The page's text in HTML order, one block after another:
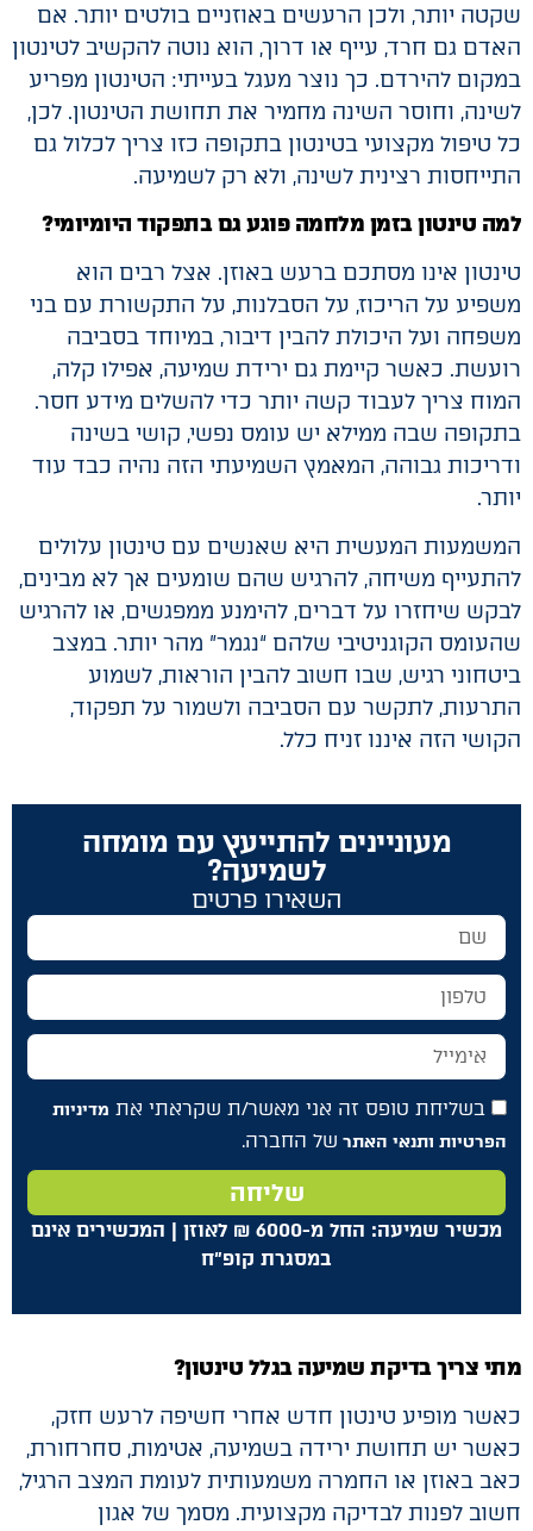
שקטה יותר, ולכן הרעשים באוזניים בולטים יותר. אם
האדם גם חרד, עייף או דרוך, הוא נוטה להקשיב לטינטון
במקום להירדם. כך נוצר מעגל בעייתי: הטינטון מפריע
לשינה, וחוסר השינה מחמיר את תחושת הטינטון. לכן,
כל טיפול מקצועי בטינטון בתקופה כזו צריך לכלול גם
התייחסות רצינית לשינה, ולא רק לשמיעה.
למה טינטון בזמן מלחמה פוגע גם בתפקוד היומיומי?
טינטון אינו מסתכם ברעש באוזן. אצל רבים הוא
משפיע על הריכוז, על הסבלנות, על התקשורת עם בני
משפחה ועל היכולת להבין דיבור, במיוחד בסביבה
רועשת. כאשר קיימת גם ירידת שמיעה, אפילו קלה,
המוח צריך לעבוד קשה יותר כדי להשלים מידע חסר.
בתקופה שבה ממילא יש עומס נפשי, קושי בשינה
ודריכות גבוהה, המאמץ השמיעתי הזה נהיה כבד עוד
יותר.
המשמעות המעשית היא שאנשים עם טינטון עלולים
להתעייף משיחה, להרגיש שהם שומעים אך לא מבינים,
לבקש שיחזרו על דברים, להימנע ממפגשים, או להרגיש
שהעומס הקוגניטיבי שלהם “נגמר” מהר יותר. במצב
ביטחוני רגיש, שבו חשוב להבין הוראות, לשמוע
התרעות, לתקשר עם הסביבה ולשמור על תפקוד,
הקושי הזה איננו זניח כלל.
מעוניינים להתייעץ עם מומחה
לשמיעה?
השאירו פרטים
בשליחת טופס זה אני מאשר/ת שקראתי את מדיניות
הפרטיות ותנאי האתר של החברה.
שליחה
מכשיר שמיעה: החל מ-6000 ₪ לאוזן | המכשירים אינם
במסגרת קופ"ח
מתי צריך בדיקת שמיעה בגלל טינטון?
כאשר מופיע טינטון חדש אחרי חשיפה לרעש חזק,
כאשר יש תחושת ירידה בשמיעה, אטימות, סחרחורת,
כאב באוזן או החמרה משמעותית לעומת המצב הרגיל,
חשוב לפנות לבדיקה מקצועית. מסמך של אגון